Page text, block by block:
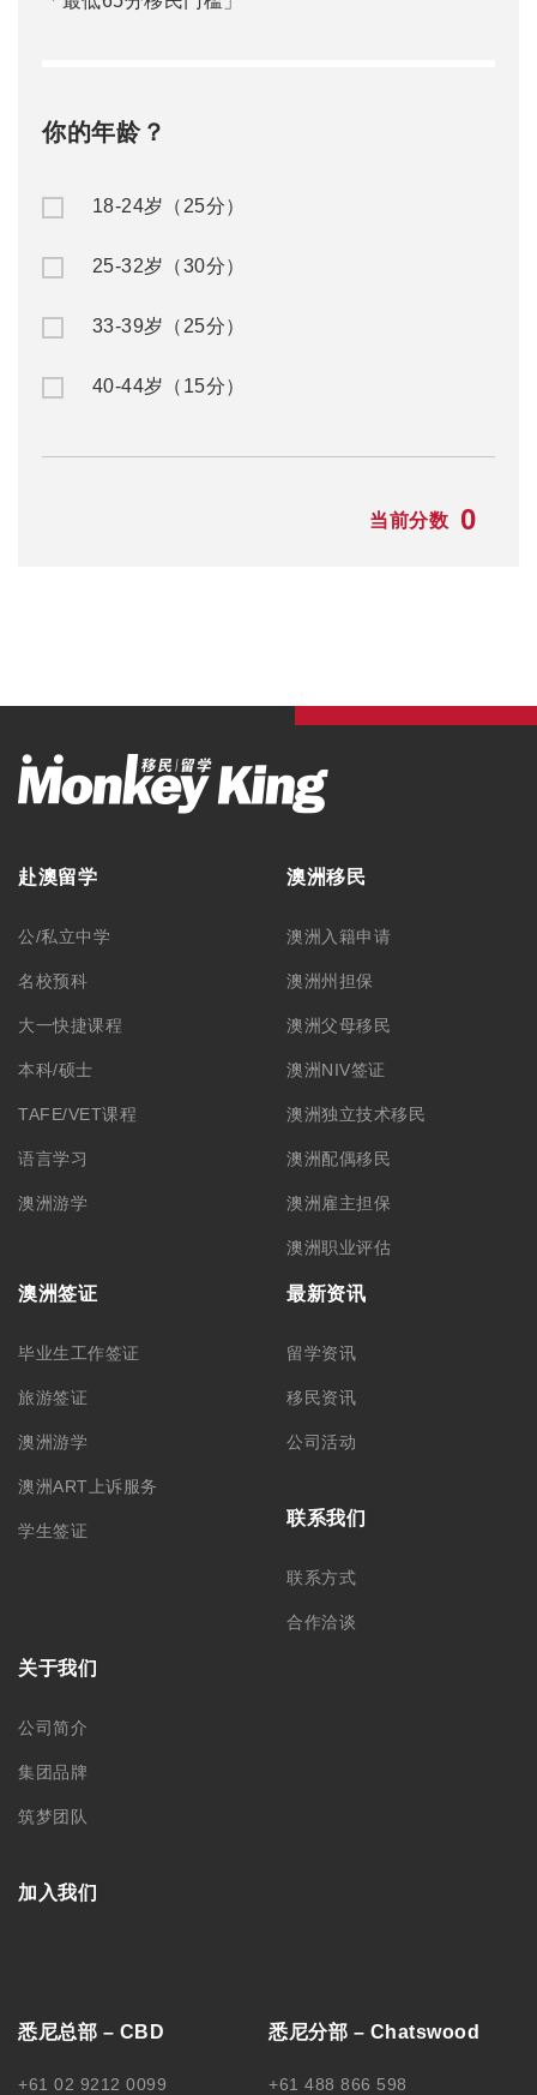
你的年龄？
18-24岁（25分）
25-32岁（30分）
33-39岁（25分）
40-44岁（15分）
当前分数 0
赴澳留学
公/私立中学
名校预科
大一快捷课程
本科/硕士
TAFE/VET课程
语言学习
澳洲游学
澳洲移民
澳洲入籍申请
澳洲州担保
澳洲父母移民
澳洲NIV签证
澳洲独立技术移民
澳洲配偶移民
澳洲雇主担保
澳洲职业评估
澳洲签证
毕业生工作签证
旅游签证
澳洲游学
澳洲ART上诉服务
学生签证
最新资讯
留学资讯
移民资讯
公司活动
联系我们
联系方式
合作洽谈
关于我们
公司简介
集团品牌
筑梦团队
加入我们
悉尼总部 – CBD
+61 02 9212 0099
悉尼分部 – Chatswood
+61 488 866 598